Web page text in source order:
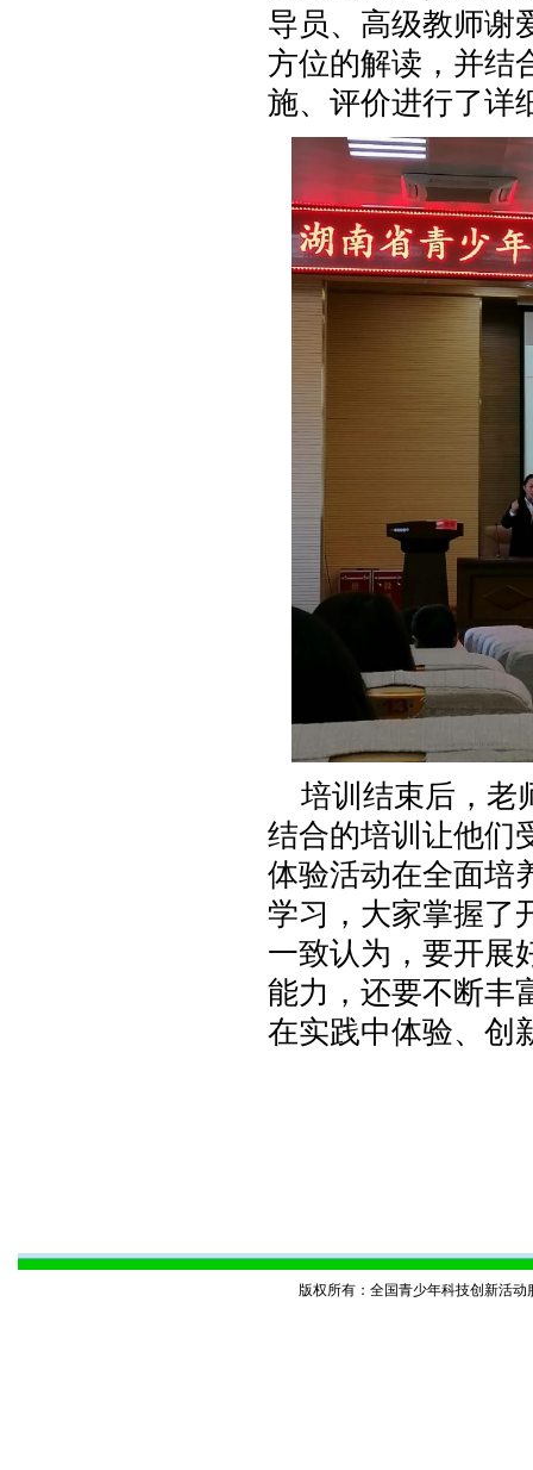
导员、高级教师谢
方位的解读，并结
施、评价进行了详
培训结束后，老
结合的培训让他们
体验活动在全面培
学习，大家掌握了
一致认为，要开展
能力，还要不断丰
在实践中体验、创
版权所有：全国青少年科技创新活